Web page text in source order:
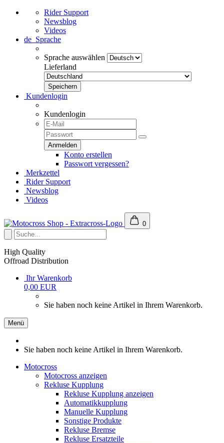
Rider Support
Newsblog
Videos
de Sprache
Sprache auswählen
Lieferland
Kundenlogin
Kundenlogin
Konto erstellen
Passwort vergessen?
Merkzettel
Rider Support
Newsblog
Videos
0
High Quality
Offroad Distribution
Ihr Warenkorb
0,00 EUR
Sie haben noch keine Artikel in Ihrem Warenkorb.
Menü
Sie haben noch keine Artikel in Ihrem Warenkorb.
Motocross
Motocross anzeigen
Rekluse Kupplung
Rekluse Kupplung anzeigen
Automatikkupplung
Manuelle Kupplung
Sonstige Produkte
Rekluse Bremse
Rekluse Ersatzteile